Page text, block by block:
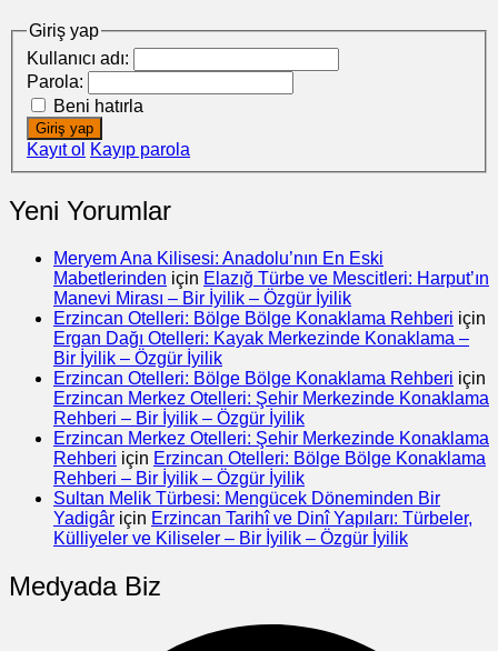
Giriş yap
Kullanıcı adı:
Parola:
Beni hatırla
Giriş yap
Kayıt ol Kayıp parola
Yeni Yorumlar
Meryem Ana Kilisesi: Anadolu’nın En Eski
Mabetlerinden için Elazığ Türbe ve Mescitleri: Harput’ın
Manevi Mirası – Bir İyilik – Özgür İyilik
Erzincan Otelleri: Bölge Bölge Konaklama Rehberi için
Ergan Dağı Otelleri: Kayak Merkezinde Konaklama –
Bir İyilik – Özgür İyilik
Erzincan Otelleri: Bölge Bölge Konaklama Rehberi için
Erzincan Merkez Otelleri: Şehir Merkezinde Konaklama
Rehberi – Bir İyilik – Özgür İyilik
Erzincan Merkez Otelleri: Şehir Merkezinde Konaklama
Rehberi için Erzincan Otelleri: Bölge Bölge Konaklama
Rehberi – Bir İyilik – Özgür İyilik
Sultan Melik Türbesi: Mengücek Döneminden Bir
Yadigâr için Erzincan Tarihî ve Dinî Yapıları: Türbeler,
Külliyeler ve Kiliseler – Bir İyilik – Özgür İyilik
Medyada Biz